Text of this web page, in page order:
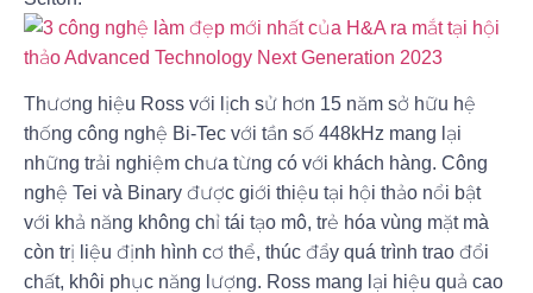
Thương hiệu Ross với lịch sử hơn 15 năm sở hữu hệ
thống công nghệ Bi-Tec với tần số 448kHz mang lại
những trải nghiệm chưa từng có với khách hàng. Công
nghệ Tei và Binary được giới thiệu tại hội thảo nổi bật
với khả năng không chỉ tái tạo mô, trẻ hóa vùng mặt mà
còn trị liệu định hình cơ thể, thúc đẩy quá trình trao đổi
chất, khôi phục năng lượng. Ross mang lại hiệu quả cao